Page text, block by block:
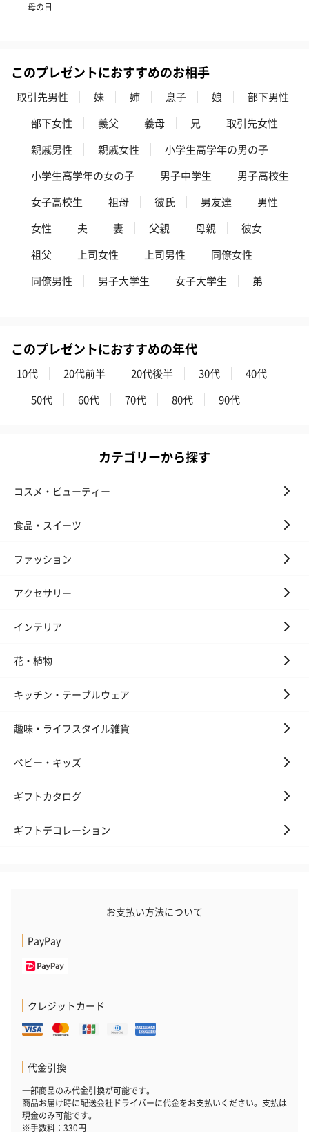
母の日
このプレゼントにおすすめのお相手
取引先男性 妹 姉 息子 娘
部下男性
部下女性
義父 義母 兄
取引先女性
親戚男性
親戚女性
小学生高学年の男の子
小学生高学年の女の子
男子中学生
男子高校生
女子高校生
祖母 彼氏 男友達
男性
女性
夫 妻 父親 母親
彼女
祖父
上司女性 上司男性
同僚女性
同僚男性
男子大学生 女子大学生 弟
このプレゼントにおすすめの年代
10代 20代前半 20代後半 30代
40代
50代
60代 70代 80代 90代
カテゴリーから探す
コスメ・ビューティー
食品・スイーツ
ファッション
アクセサリー
インテリア
花・植物
キッチン・テーブルウェア
趣味・ライフスタイル雑貨
ベビー・キッズ
ギフトカタログ
ギフトデコレーション
お支払い方法について
PayPay
クレジットカード
代金引換
一部商品のみ代金引換が可能です。
商品お届け時に配送会社ドライバーに代金をお支払いください。支払は
現金のみ可能です。
※手数料：330円